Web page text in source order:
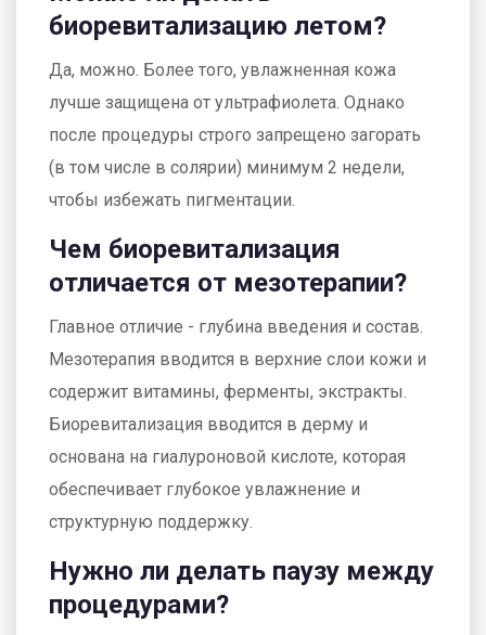
биоревитализацию летом?
Да, можно. Более того, увлажненная кожа
лучше защищена от ультрафиолета. Однако
после процедуры строго запрещено загорать
(в том числе в солярии) минимум 2 недели,
чтобы избежать пигментации.
Чем биоревитализация
отличается от мезотерапии?
Главное отличие - глубина введения и состав.
Мезотерапия вводится в верхние слои кожи и
содержит витамины, ферменты, экстракты.
Биоревитализация вводится в дерму и
основана на гиалуроновой кислоте, которая
обеспечивает глубокое увлажнение и
структурную поддержку.
Нужно ли делать паузу между
процедурами?